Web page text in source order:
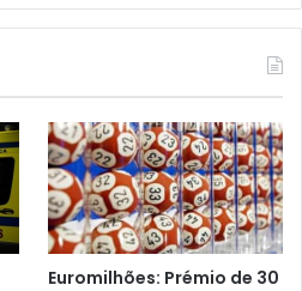
Euromilhões: Prémio de 30